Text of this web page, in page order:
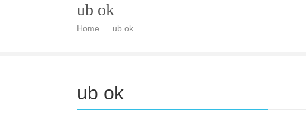
ub ok
Home ub ok
ub ok